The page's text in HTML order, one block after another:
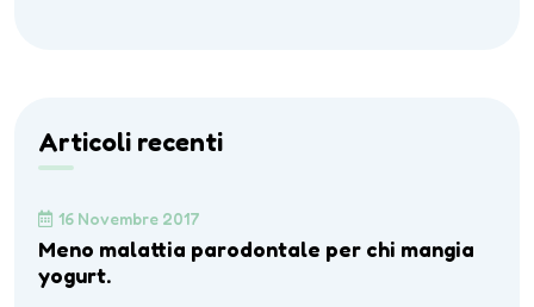
Articoli recenti
16 Novembre 2017
Meno malattia parodontale per chi mangia
yogurt.